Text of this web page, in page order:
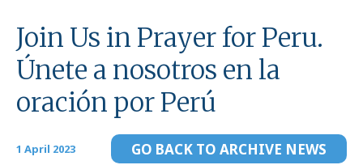
Join Us in Prayer for Peru.
Únete a nosotros en la
oración por Perú
1 April 2023 GO BACK TO ARCHIVE NEWS